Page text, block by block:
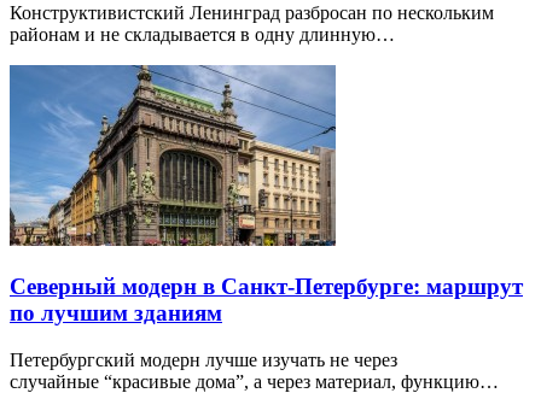
Конструктивистский Ленинград разбросан по нескольким
районам и не складывается в одну длинную…
Северный модерн в Санкт-Петербурге: маршрут
по лучшим зданиям
Петербургский модерн лучше изучать не через
случайные “красивые дома”, а через материал, функцию…